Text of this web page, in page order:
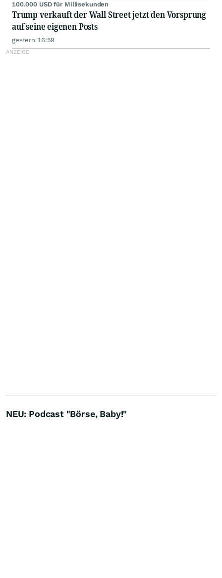
100.000 USD für Millisekunden
Trump verkauft der Wall Street jetzt den Vorsprung
auf seine eigenen Posts
gestern 16:59
NEU: Podcast "Börse, Baby!"